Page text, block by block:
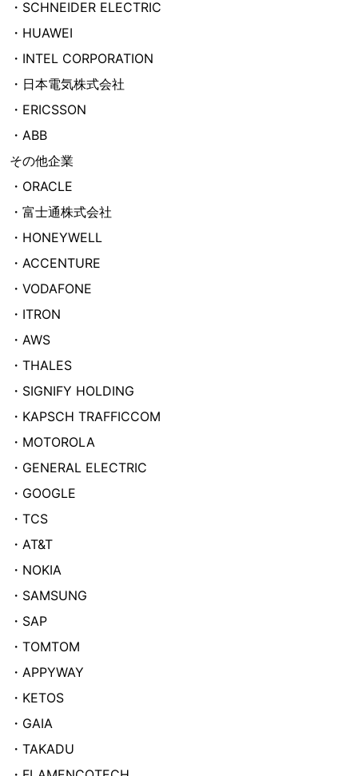
・SCHNEIDER ELECTRIC
・HUAWEI
・INTEL CORPORATION
・日本電気株式会社
・ERICSSON
・ABB
その他企業
・ORACLE
・富士通株式会社
・HONEYWELL
・ACCENTURE
・VODAFONE
・ITRON
・AWS
・THALES
・SIGNIFY HOLDING
・KAPSCH TRAFFICCOM
・MOTOROLA
・GENERAL ELECTRIC
・GOOGLE
・TCS
・AT&T
・NOKIA
・SAMSUNG
・SAP
・TOMTOM
・APPYWAY
・KETOS
・GAIA
・TAKADU